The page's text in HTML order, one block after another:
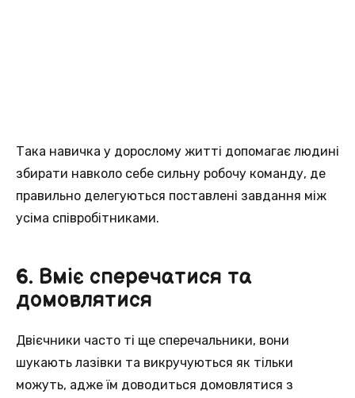
Така навичка у дорослому житті допомагає людині
збирати навколо себе сильну робочу команду, де
правильно делегуються поставлені завдання між
усіма співробітниками.
6. Вміє сперечатися та
домовлятися
Двієчники часто ті ще сперечальники, вони
шукають лазівки та викручуються як тільки
можуть, адже їм доводиться домовлятися з